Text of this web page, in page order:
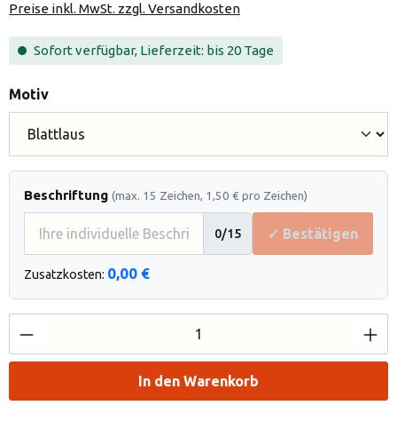
Preise inkl. MwSt. zzgl. Versandkosten
Sofort verfügbar, Lieferzeit: bis 20 Tage
Motivauswählen
Beschriftung (max. 15 Zeichen, 1,50 € pro Zeichen)
0/15 ✓ Bestätigen
Zusatzkosten: 0,00 €
Produkt Anzahl: Gib den gewünschten
In den Warenkorb